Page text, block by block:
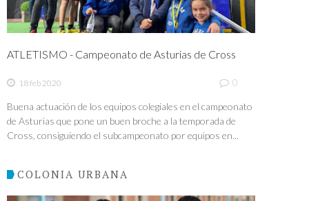
ATLETISMO - Campeonato de Asturias de Cross
18 feb 2020 0
Buena actuación de los equipos colegiales en el campeonato
de Asturias que pone un buen broche a la temporada de
Cross, consiguiendo el subcampeonato por equipos en...
COLONIA URBANA